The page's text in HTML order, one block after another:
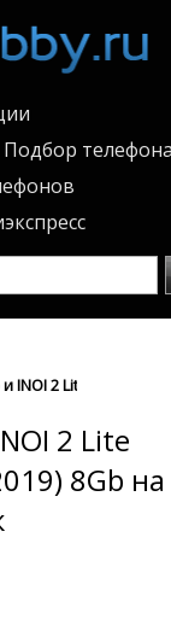
Подбор
INOI 2 Lite (2019)
2 Lite
8Gb на